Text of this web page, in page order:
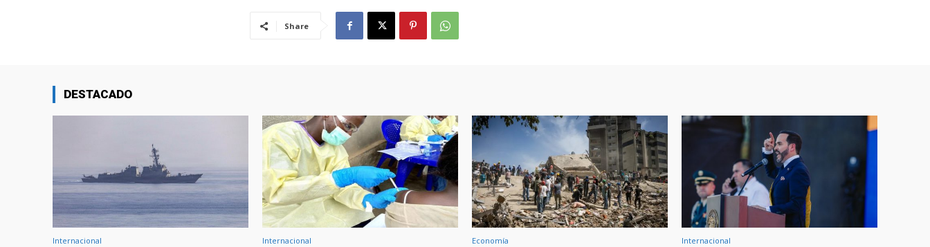
Share
DESTACADO
Internacional Internacional Economía Internacional